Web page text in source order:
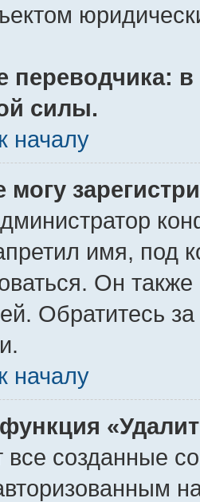
переводчика:
силы.
началу
могу
имя, под
Он
Обратитесь
началу
все созданные